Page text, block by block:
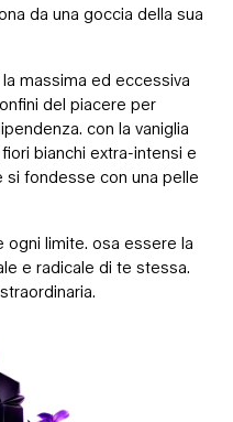
da una goccia della sua
massima ed eccessiva
del piacere per
con la vaniglia
bianchi extra-intensi e
si fondesse con una pelle
ogni limite. osa essere la
e radicale di te stessa.